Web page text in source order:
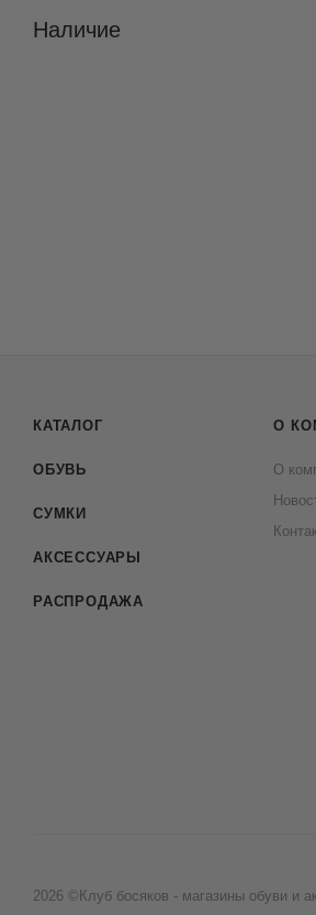
Наличие
КАТАЛОГ
ОБУВЬ
СУМКИ
АКСЕССУАРЫ
РАСПРОДАЖА
О
О
2026 ©Клуб босяков - магазины обуви и